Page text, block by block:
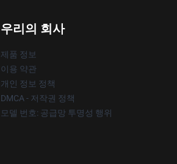
우리의 회사
제품 정보
이용 약관
개인 정보 정책
DMCA - 저작권 정책
모델 번호: 공급망 투명성 행위